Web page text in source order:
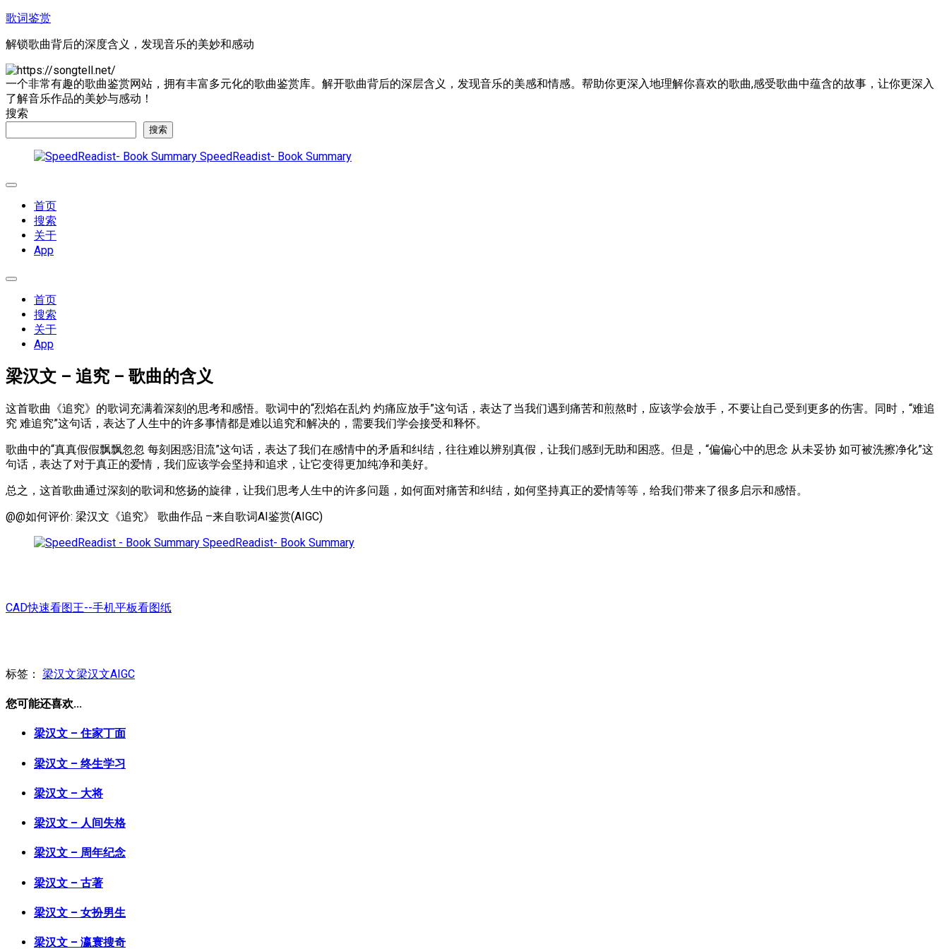
跳
内
容
歌词鉴赏
解锁歌曲背后的深度含义，发现音乐的美妙和感动
一个非常有趣的歌曲鉴赏网站，拥有丰富多元化的歌曲鉴赏库。解开歌曲背后的深层含义，发现音乐的美感和情感。帮助你更深入地理解你喜欢的歌曲,感受歌曲中蕴含的故事，让你更深入
了解音乐作品的美妙与感动！
搜索
搜索
SpeedReadist- Book Summary
展
首页
搜索
关于
App
展
首页
搜索
关于
App
梁汉文 – 追究 – 歌曲的含义
这首歌曲《追究》的歌词充满着深刻的思考和感悟。歌词中的“烈焰在乱灼 灼痛应放手”这句话，表达了当我们遇到痛苦和煎熬时，应该学会放手，不要让自己受到更多的伤害。同时，“难追
究 难追究”这句话，表达了人生中的许多事情都是难以追究和解决的，需要我们学会接受和释怀。
歌曲中的“真真假假飘飘忽忽 每刻困惑泪流”这句话，表达了我们在感情中的矛盾和纠结，往往难以辨别真假，让我们感到无助和困惑。但是，“偏偏心中的思念 从未妥协 如可被洗擦净化”这
句话，表达了对于真正的爱情，我们应该学会坚持和追求，让它变得更加纯净和美好。
总之，这首歌曲通过深刻的歌词和悠扬的旋律，让我们思考人生中的许多问题，如何面对痛苦和纠结，如何坚持真正的爱情等等，给我们带来了很多启示和感悟。
@@如何评价: 梁汉文《追究》 歌曲作品 –来自歌词AI鉴赏(AIGC)
SpeedReadist- Book Summary
CAD快速看图王--手机平板看图纸
标签： 梁汉文梁汉文AIGC
您可能还喜欢...
梁汉文 – 住家丁面
梁汉文 – 终生学习
梁汉文 – 大将
梁汉文 – 人间失格
梁汉文 – 周年纪念
梁汉文 – 古著
梁汉文 – 女扮男生
梁汉文 – 瀛寰搜奇